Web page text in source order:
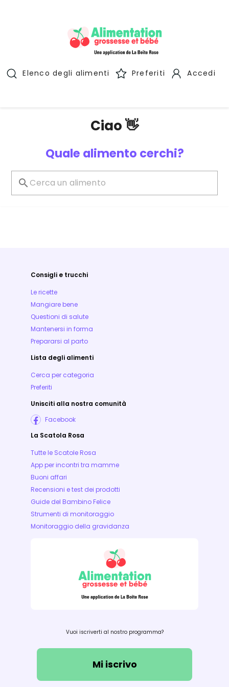
Elenco degli alimenti Preferiti Accedi
Ciao 👋
Quale alimento cerchi?
Consigli e trucchi
Le ricette
Mangiare bene
Questioni di salute
Mantenersi in forma
Prepararsi al parto
Lista degli alimenti
Cerca per categoria
Preferiti
Unisciti alla nostra comunità
Facebook
La Scatola Rosa
Tutte le Scatole Rosa
App per incontri tra mamme
Buoni affari
Recensioni e test dei prodotti
Guide del Bambino Felice
Strumenti di monitoraggio
Monitoraggio della gravidanza
Vuoi iscriverti al nostro programma?
Mi iscrivo